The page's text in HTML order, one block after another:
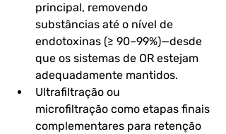
principal, removendo
substâncias até o nível de
endotoxinas (≥ 90–99%)—desde
que os sistemas de OR estejam
adequadamente mantidos.
Ultrafiltração ou
microfiltração como etapas finais
complementares para retenção